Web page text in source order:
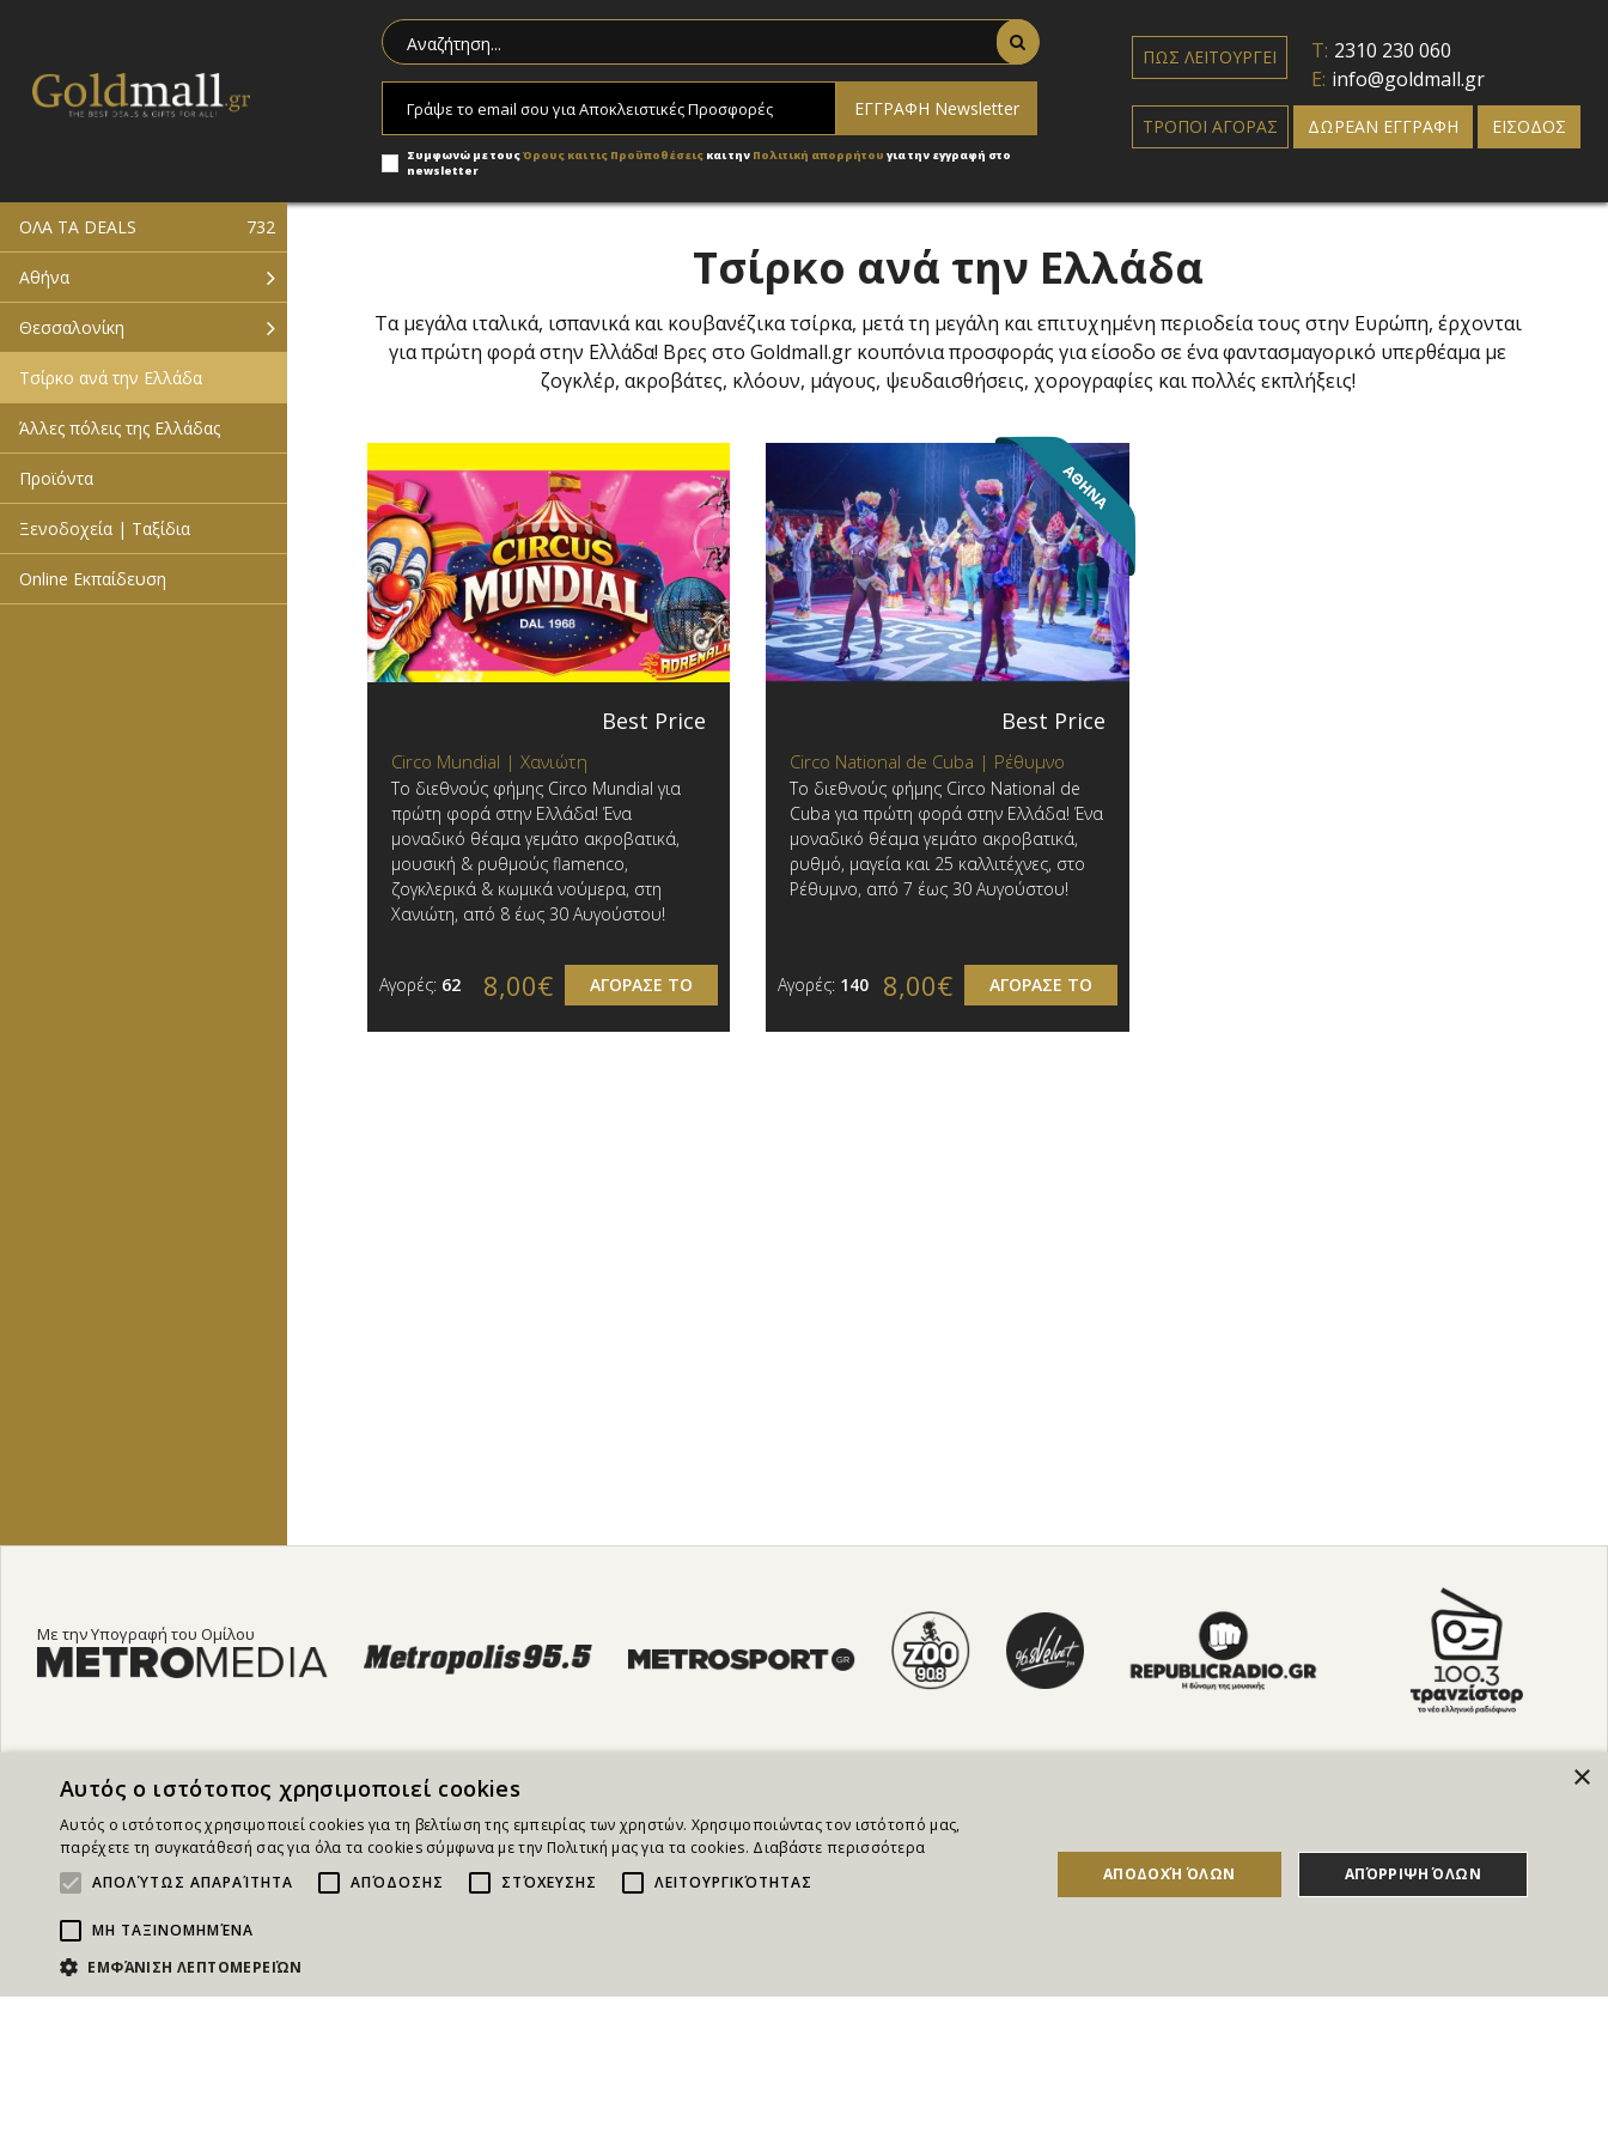
Συμφωνώ με τουςΌρους και τις Προϋποθέσεις και την Πολιτική απορρήτουγια την εγγραφή στο
newsletter
ΠΩΣ ΛΕΙΤΟΥΡΓΕΙ T: 2310 230 060
E: info@goldmall.gr
ΤΡΟΠΟΙ ΑΓΟΡΑΣ ΔΩΡΕΑΝ ΕΓΓΡΑΦΗ ΕΙΣΟΔΟΣ
ΟΛΑ ΤΑ DEALS 732
Αθήνα
Θεσσαλονίκη
Τσίρκο ανά την Ελλάδα
Άλλες πόλεις της Ελλάδας
Προϊόντα
Ξενοδοχεία | Ταξίδια
Online Εκπαίδευση
Τσίρκο ανά την Ελλάδα
Τα μεγάλα ιταλικά, ισπανικά και κουβανέζικα τσίρκα, μετά τη μεγάλη και επιτυχημένη περιοδεία τους στην Ευρώπη, έρχονται
για πρώτη φορά στην Ελλάδα! Βρες στο Goldmall.gr κουπόνια προσφοράς για είσοδο σε ένα φαντασμαγορικό υπερθέαμα με
ζογκλέρ, ακροβάτες, κλόουν, μάγους, ψευδαισθήσεις, χορογραφίες και πολλές εκπλήξεις!
Best Price
Circo Mundial | Χανιώτη
Το διεθνούς φήμης Circo Mundial για
πρώτη φορά στην Ελλάδα! Ένα
μοναδικό θέαμα γεμάτο ακροβατικά,
μουσική & ρυθμούς flamenco,
ζογκλερικά & κωμικά νούμερα, στη
Χανιώτη, από 8 έως 30 Αυγούστου!
Αγορές: 62 ΑΓΟΡΑΣΕ ΤΟ
8,00€
Best Price
Circo National de Cuba | Ρέθυμνο
Το διεθνούς φήμης Circo National de
Cuba για πρώτη φορά στην Ελλάδα! Ένα
μοναδικό θέαμα γεμάτο ακροβατικά,
ρυθμό, μαγεία και 25 καλλιτέχνες, στο
Ρέθυμνο, από 7 έως 30 Αυγούστου!
Αγορές: 140 ΑΓΟΡΑΣΕ ΤΟ
8,00€
Με την Υπογραφή του Ομίλου
NEWSLETTER
Για να ενημερώνεστε άμεσα για τους Διαγωνισμούς, τα Δώρα, τις Νέες Προσφορές & τις Νέες Δωροεπιταγές του Goldmall
Συμφωνώ με τουςΌρους και τις Προϋποθέσειςκαι τηνΠολιτική απορρήτου
×
Αυτός ο ιστότοπος χρησιμοποιεί cookies
Αυτός ο ιστότοπος χρησιμοποιεί cookies για τη βελτίωση της εμπειρίας των χρηστών. Χρησιμοποιώντας τον ιστότοπό μας,
παρέχετε τη συγκατάθεσή σας για όλα τα cookies σύμφωνα με την Πολιτική μας για τα cookies. Διαβάστε περισσότερα
ΑΠΟΛΎΤΩΣ ΑΠΑΡΑΊΤΗΤΑ
ΑΠΌΔΟΣΗΣ ΣΤΌΧΕΥΣΗΣ ΛΕΙΤΟΥΡΓΙΚΌΤΗΤΑΣ
ΜΗ ΤΑΞΙΝΟΜΗΜΈΝΑ
ΕΜΦΆΝΙΣΗ ΛΕΠΤΟΜΕΡΕΙΏΝ
ΑΠΟΔΟΧΉ ΌΛΩΝ ΑΠΌΡΡΙΨΗ ΌΛΩΝ